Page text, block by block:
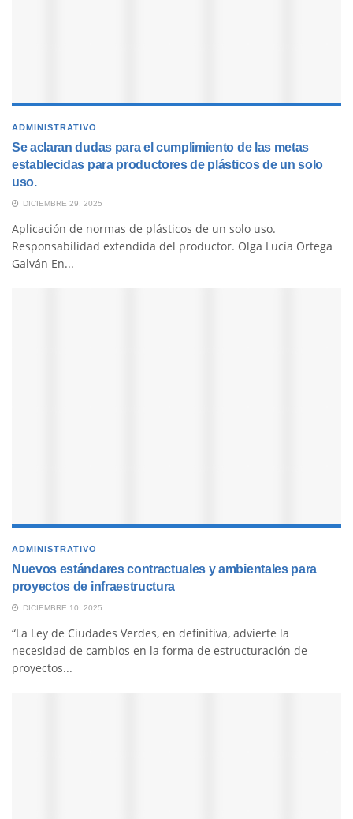
ADMINISTRATIVO
Se aclaran dudas para el cumplimiento de las metas
establecidas para productores de plásticos de un solo
uso.
DICIEMBRE 29, 2025
Aplicación de normas de plásticos de un solo uso.
Responsabilidad extendida del productor. Olga Lucía Ortega
Galván En...
ADMINISTRATIVO
Nuevos estándares contractuales y ambientales para
proyectos de infraestructura
DICIEMBRE 10, 2025
“La Ley de Ciudades Verdes, en definitiva, advierte la
necesidad de cambios en la forma de estructuración de
proyectos...